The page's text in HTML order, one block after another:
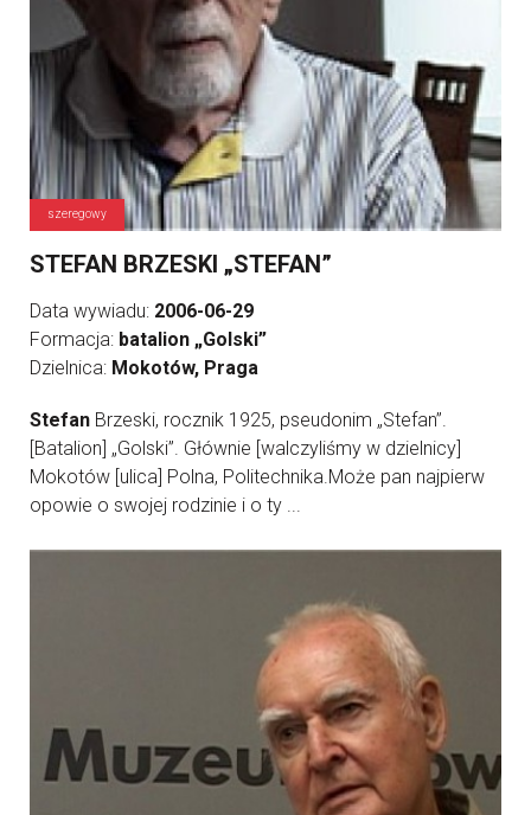
szeregowy
STEFAN BRZESKI „STEFAN”
Data wywiadu: 2006-06-29
Formacja: batalion „Golski”
Dzielnica: Mokotów, Praga
Stefan Brzeski, rocznik 1925, pseudonim „Stefan”.
[Batalion] „Golski”. Głównie [walczyliśmy w dzielnicy]
Mokotów [ulica] Polna, Politechnika.Może pan najpierw
opowie o swojej rodzinie i o ty ...